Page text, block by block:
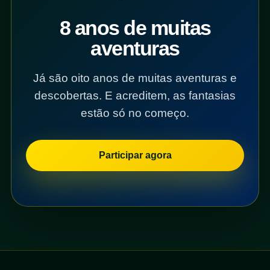
8 anos de muitas
aventuras
Já são oito anos de muitas aventuras e
descobertas. E acreditem, as fantasias
estão só no começo.
Participar agora